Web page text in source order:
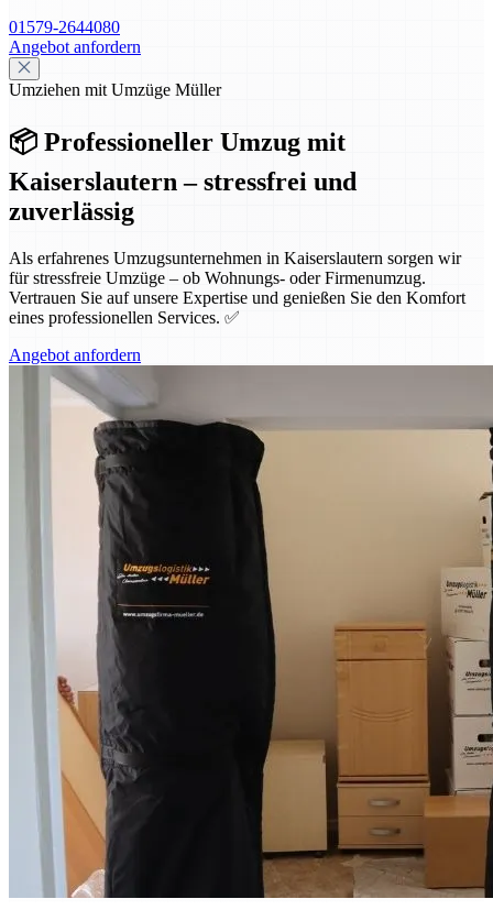
01579-2644080
Angebot anfordern
Umziehen mit Umzüge Müller
📦 Professioneller Umzug mit
Kaiserslautern – stressfrei und
zuverlässig
Als erfahrenes Umzugsunternehmen in Kaiserslautern sorgen wir
für stressfreie Umzüge – ob Wohnungs- oder Firmenumzug.
Vertrauen Sie auf unsere Expertise und genießen Sie den Komfort
eines professionellen Services. ✅
Angebot anfordern